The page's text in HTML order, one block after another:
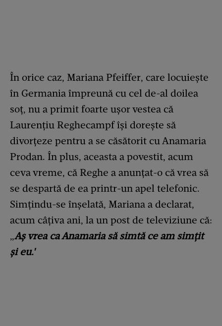
În orice caz, Mariana Pfeiffer, care locuiește
în Germania împreună cu cel de-al doilea
soț, nu a primit foarte ușor vestea că
Laurențiu Reghecampf își dorește să
divorțeze pentru a se căsătorit cu Anamaria
Prodan. În plus, aceasta a povestit, acum
ceva vreme, că Reghe a anunțat-o că vrea să
se despartă de ea printr-un apel telefonic.
Simțindu-se înșelată, Mariana a declarat,
acum câțiva ani, la un post de televiziune că:
„Aș vrea ca Anamaria să simtă ce am simțit
și eu.'